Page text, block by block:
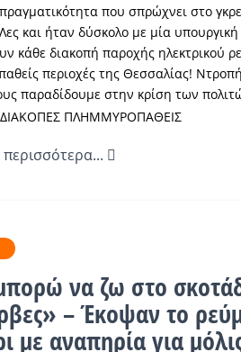
που σπρώχνει στο
και ήταν δύσκολο με μία
κάθε διακοπή παροχής ηλεκτρικού
περιοχές της Θεσσαλίας!
παραδίδουμε στην κρίση των
να ζω στο
– Έκοψαν το
με αναπηρία για